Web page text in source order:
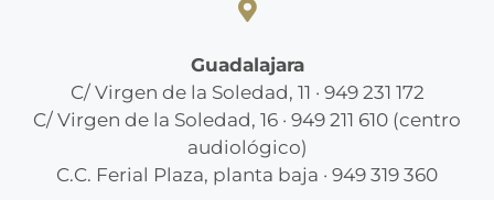
Guadalajara
C/ Virgen de la Soledad, 11 · 949 231 172
C/ Virgen de la Soledad, 16 · 949 211 610 (centro
audiológico)
C.C. Ferial Plaza, planta baja · 949 319 360